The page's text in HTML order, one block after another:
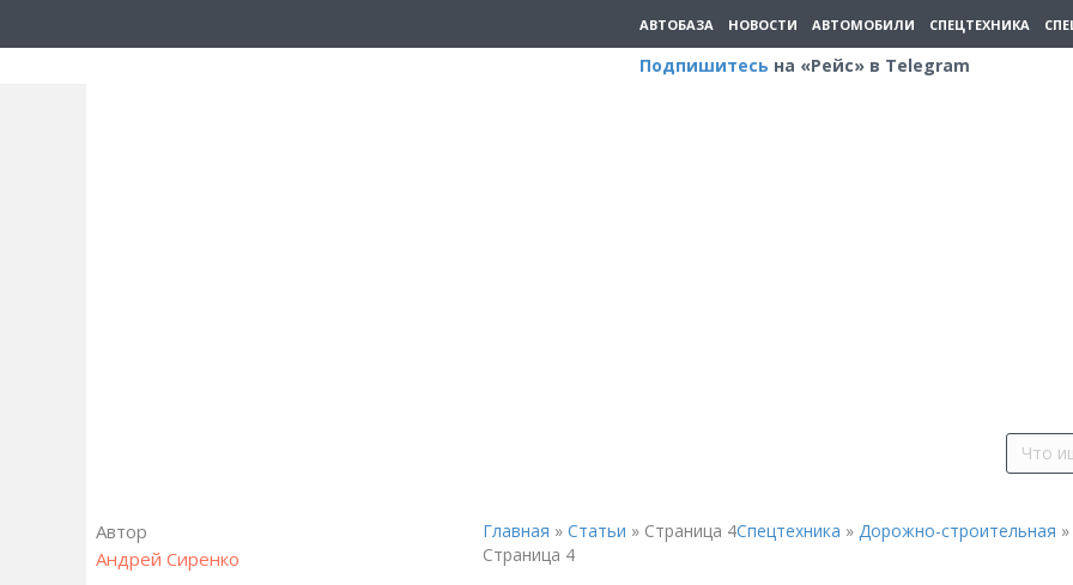
АВТОБАЗА НОВОСТИ АВТОМОБИЛИ СПЕЦТЕХНИКА
Подпишитесь на «Рейс» в Telegram
Автор
Андрей Сиренко
Главная » Статьи » Страница 4Спецтехника » Дорожно-строительная »
Страница 4